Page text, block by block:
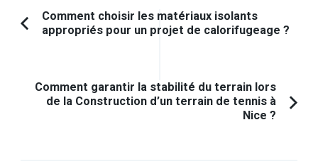
Navigation
d'article
Article
Comment choisir les matériaux isolants
appropriés pour un projet de calorifugeage ?
Comment garantir la stabilité du terrain lors
de la Construction d’un terrain de tennis à
Nice ?